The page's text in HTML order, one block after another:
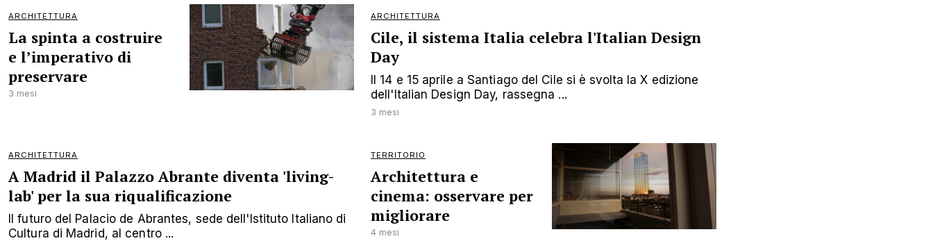
ARCHITETTURA
La spinta a costruire
e l’imperativo di
preservare
3 mesi
ARCHITETTURA
Cile, il sistema Italia celebra l'Italian Design
Day
Il 14 e 15 aprile a Santiago del Cile si è svolta la X edizione
dell'Italian Design Day, rassegna ...
3 mesi
ARCHITETTURA
A Madrid il Palazzo Abrante diventa 'living-
lab' per la sua riqualificazione
Il futuro del Palacio de Abrantes, sede dell'Istituto Italiano di
Cultura di Madrid, al centro ...
TERRITORIO
Architettura e
cinema: osservare per
migliorare
4 mesi